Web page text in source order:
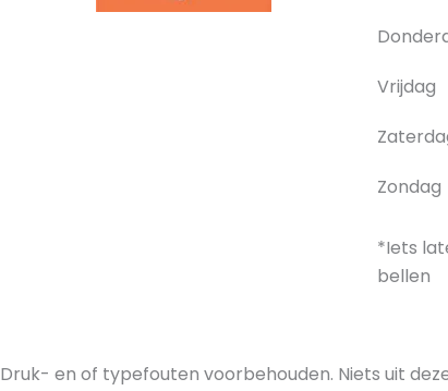
Vrijdag
Zondag
*Iets
bellen
Druk- en of typefouten voorbehouden. Niets uit